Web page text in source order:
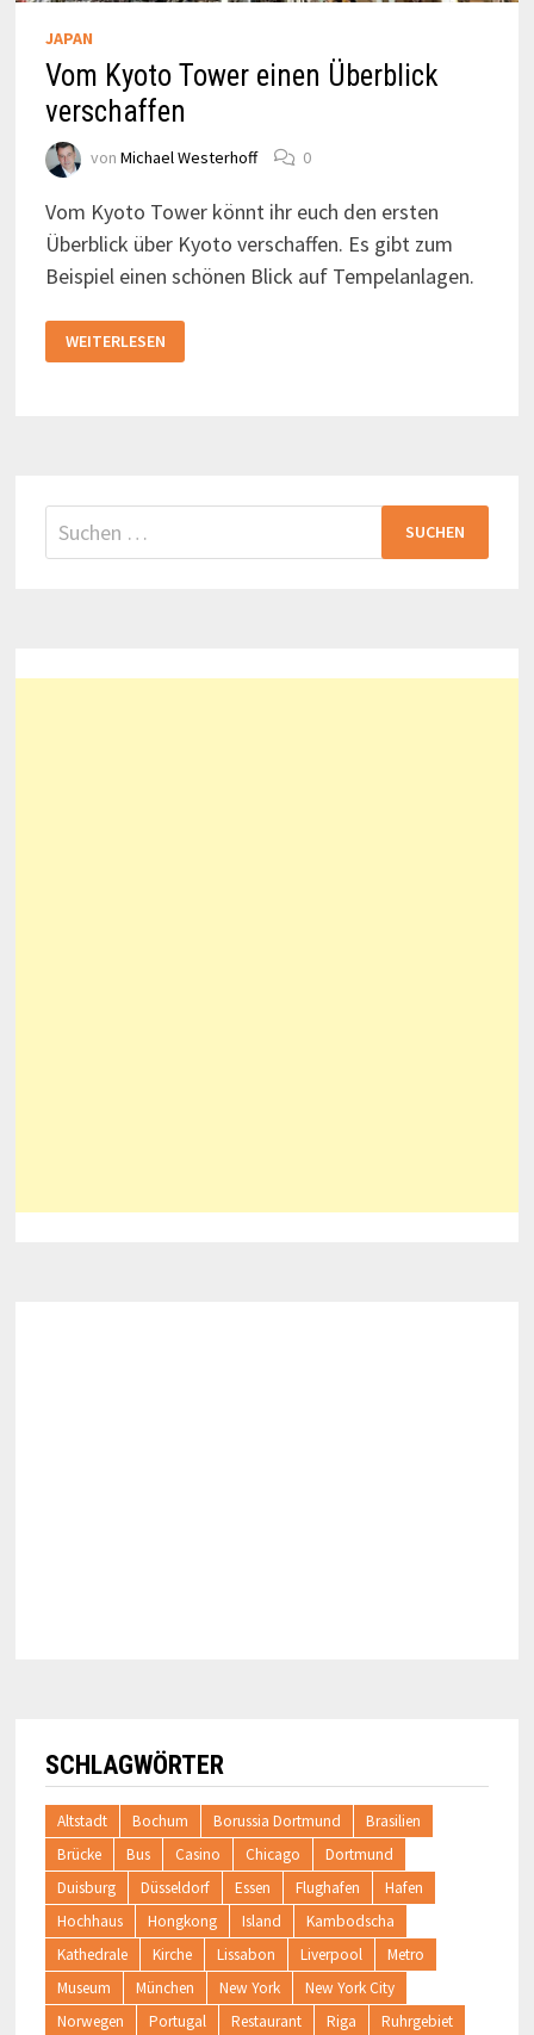
JAPAN
Vom Kyoto Tower einen Überblick
verschaffen
von Michael Westerhoff 0
Vom Kyoto Tower könnt ihr euch den ersten
Überblick über Kyoto verschaffen. Es gibt zum
Beispiel einen schönen Blick auf Tempelanlagen.
VOM
KYOTO
TOWER
WEITERLESEN
Suchen
nach:
SCHLAGWÖRTER
Altstadt Bochum Borussia Dortmund
Brasilien
Brücke
Bus Casino Chicago
Dortmund
Duisburg
Düsseldorf Essen Flughafen
Hafen
Hochhaus
Hongkong Island
Kambodscha
Kathedrale
Kirche Lissabon Liverpool
Metro
Museum
München New York
New York City
Norwegen
Portugal Restaurant Riga Ruhrgebiet